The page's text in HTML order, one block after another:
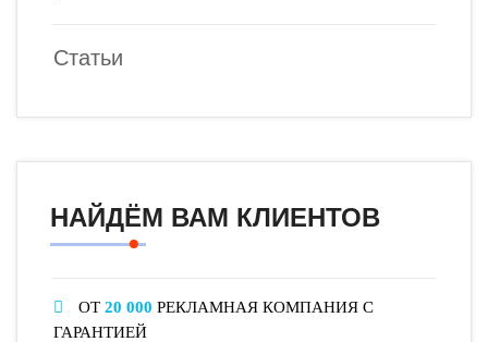
Статьи
НАЙДЁМ ВАМ КЛИЕНТОВ
ОТ 20 000 РЕКЛАМНАЯ КОМПАНИЯ С
ГАРАНТИЕЙ